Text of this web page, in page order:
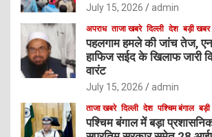
July 15, 2026 admin
अपराध ताजा खबरे दिल्ली देश बड़ी खबर
पहलगाम हमले की जांच तेज,
हाफिज सईद के खिलाफ जारी
वारंट
July 15, 2026 admin
ताजा खबरे दिल्ली देश पश्चिम बंगाल
पश्चिम बंगाल में बड़ा